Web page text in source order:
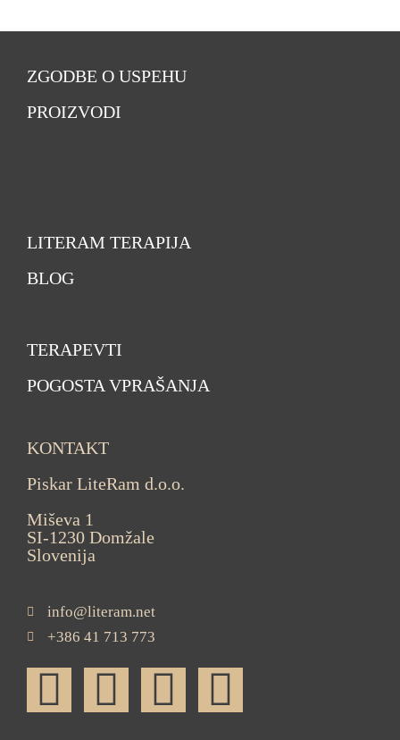
ZGODBE O USPEHU
PROIZVODI
LITERAM TERAPIJA
BLOG
TERAPEVTI
POGOSTA VPRAŠANJA
KONTAKT
Piskar LiteRam d.o.o.
Miševa 1
SI-1230 Domžale
Slovenija
info@literam.net
+386 41 713 773